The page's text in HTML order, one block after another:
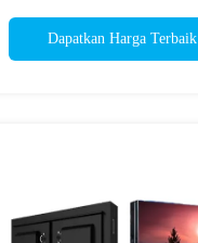
Dapatkan Harga Terbaik